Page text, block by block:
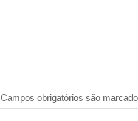
Campos obrigatórios são